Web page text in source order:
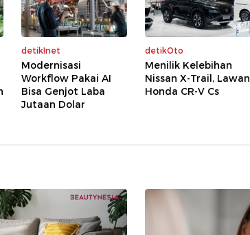
detikInet
Modernisasi
Workflow Pakai AI
Bisa Genjot Laba
Jutaan Dolar
detikOto
Menilik Kelebihan
Nissan X-Trail, Lawan
Honda CR-V Cs